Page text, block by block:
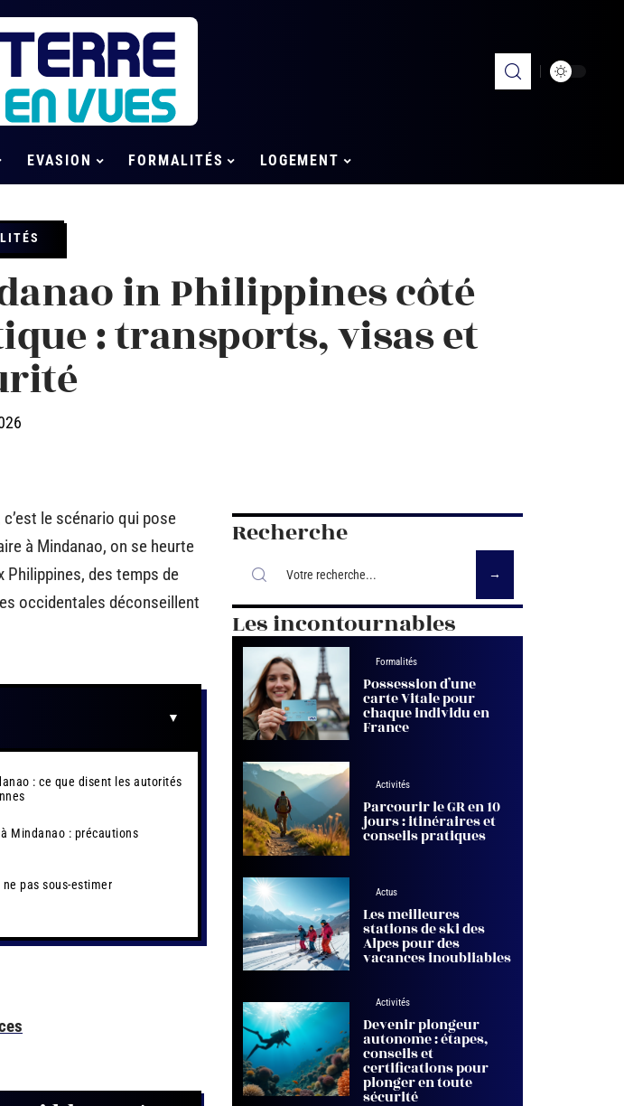
EVASION FORMALITÉS LOGEMENT
in Philippines côté
: transports, visas et
le scénario qui pose
à Mindanao, on se heurte
des temps de
occidentales déconseillent
: ce que disent les autorités
Mindanao : précautions
pas sous-estimer
Recherche
Les incontournables
Formalités
Possession d’une
carte Vitale pour
chaque individu en
France
Activités
Parcourir le GR en 10
jours : itinéraires et
conseils pratiques
Actus
Les meilleures
stations de ski des
Alpes pour des
vacances inoubliables
Activités
Devenir plongeur
autonome : étapes,
conseils et
certifications pour
plonger en toute
sécurité